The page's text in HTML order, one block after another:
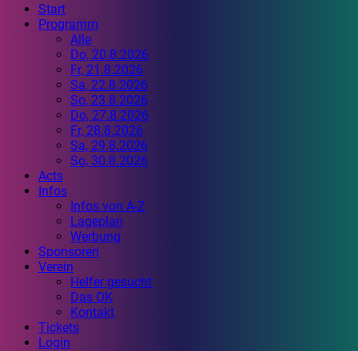
Start
Programm
Alle
Do, 20.8.2026
Fr, 21.8.2026
Sa, 22.8.2026
So, 23.8.2026
Do, 27.8.2026
Fr, 28.8.2026
Sa, 29.8.2026
So, 30.8.2026
Acts
Infos
Infos von A-Z
Lageplan
Werbung
Sponsoren
Verein
Helfer gesucht
Das OK
Kontakt
Tickets
Login